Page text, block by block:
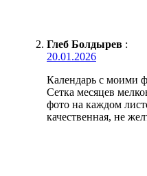
Глеб Болдырев :
20.01.2026
Календарь с моими
Сетка месяцев
фото на каждом
качественная, не